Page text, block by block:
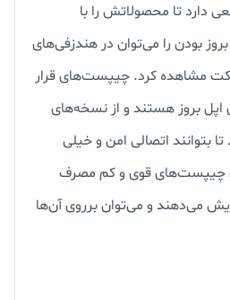
دارد تا محصولاتش را با
بودن را می‌توان در هندزفی‌های
مشاهده کرد. چیپست‌های قرار
اپل بروز هستند و از نسخه‌های
بتوانند اتصالی امن و خیلی
چیپست‌های قوی و کم مصرف
می‌دهند و می‌توان برروی آن‌ها